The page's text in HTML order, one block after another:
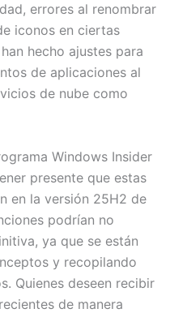
errores al renombrar
iconos en ciertas
hecho ajustes para
de aplicaciones al
de nube como
Windows Insider
presente que estas
en la versión 25H2 de
podrían no
ya que se están
y recopilando
Quienes deseen recibir
de manera